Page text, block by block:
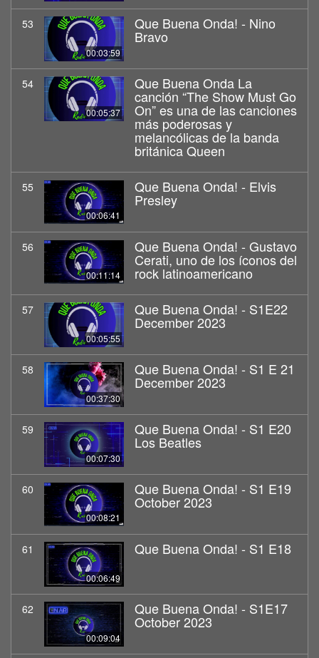
53
00:03:59
Que Buena Onda! - Nino
Bravo
54
00:05:37
Que Buena Onda La
canción “The Show Must Go
On” es una de las canciones
más poderosas y
melancólicas de la banda
británica Queen
55
00:06:41
Que Buena Onda! - Elvis
Presley
56
00:11:14
Que Buena Onda! - Gustavo
Cerati, uno de los íconos del
rock latinoamericano
57
00:05:55
Que Buena Onda! - S1E22
December 2023
58
00:37:30
Que Buena Onda! - S1 E 21
December 2023
59
00:07:30
Que Buena Onda! - S1 E20
Los Beatles
60
00:08:21
Que Buena Onda! - S1 E19
October 2023
61
00:06:49
Que Buena Onda! - S1 E18
62
00:09:04
Que Buena Onda! - S1E17
October 2023